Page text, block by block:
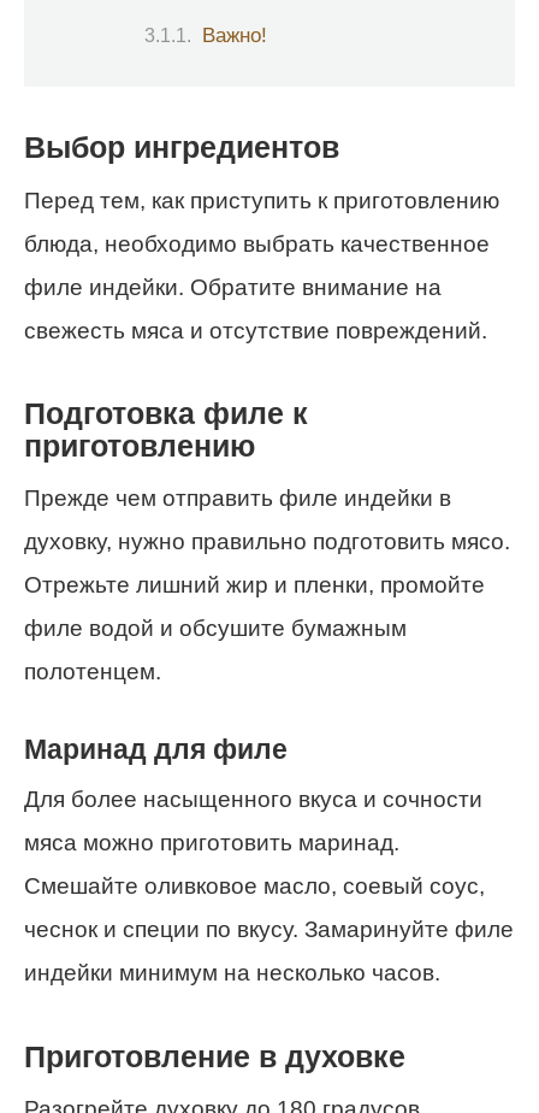
Важно!
Выбор ингредиентов
Перед тем, как приступить к приготовлению
блюда, необходимо выбрать качественное
филе индейки. Обратите внимание на
свежесть мяса и отсутствие повреждений.
Подготовка филе к
приготовлению
Прежде чем отправить филе индейки в
духовку, нужно правильно подготовить мясо.
Отрежьте лишний жир и пленки, промойте
филе водой и обсушите бумажным
полотенцем.
Маринад для филе
Для более насыщенного вкуса и сочности
мяса можно приготовить маринад.
Смешайте оливковое масло, соевый соус,
чеснок и специи по вкусу. Замаринуйте филе
индейки минимум на несколько часов.
Приготовление в духовке